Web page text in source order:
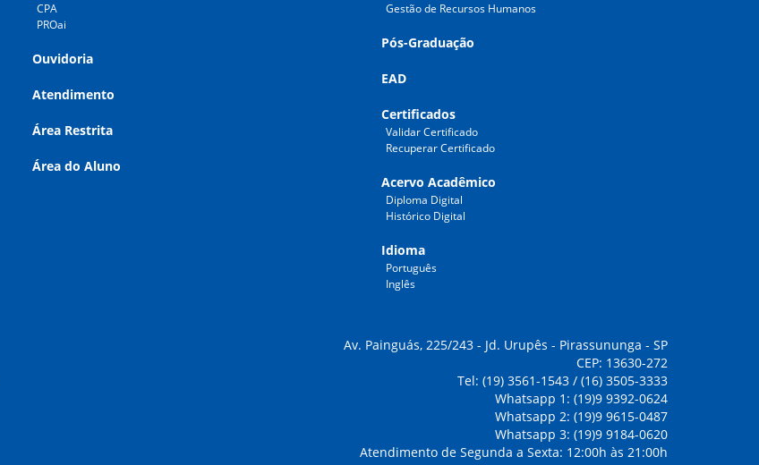
CPA
PROai
Ouvidoria
Atendimento
Área Restrita
Área do Aluno
Gestão de Recursos Humanos
Pós-Graduação
EAD
Certificados
Validar Certificado
Recuperar Certificado
Acervo Acadêmico
Diploma Digital
Histórico Digital
Idioma
Português
Inglês
Av. Painguás, 225/243 - Jd. Urupês - Pirassununga - SP
CEP: 13630-272
Tel: (19) 3561-1543 / (16) 3505-3333
Whatsapp 1: (19)9 9392-0624
Whatsapp 2: (19)9 9615-0487
Whatsapp 3: (19)9 9184-0620
Atendimento de Segunda a Sexta: 12:00h às 21:00h